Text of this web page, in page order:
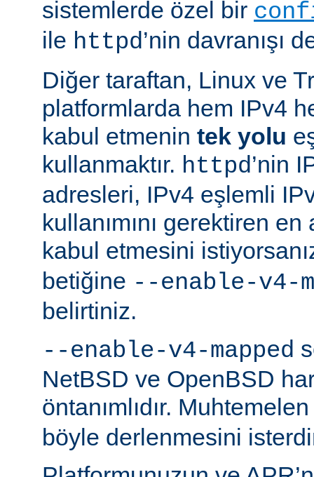
sistemlerde özel bir
ile httpd’nin davranışı
Diğer taraftan, Linux ve
platformlarda hem IPv4
kabul etmenin tek yolu
kullanmaktır. httpd’nin
adresleri, IPv4 eşlemli
kullanımını gerektiren
kabul etmesini
betiğine --enable-v4-
belirtiniz.
--enable-v4-mapped
NetBSD ve OpenBSD
öntanımlıdır.
böyle derlenmesini